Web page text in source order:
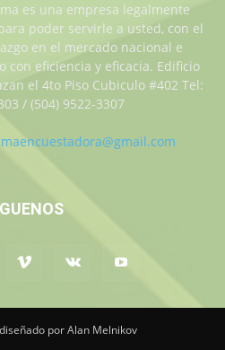
es una empresa legalmente
poder servirle a usted, con el
en el mercado nacional e
con eficiencia y eficacia. Edificio
el 4to Piso Cubiculo #402 Tel:
/ (504) 9522-3307
por Alan Melnikov